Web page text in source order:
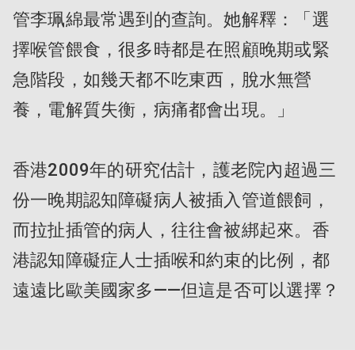
管李珮綿最常遇到的查詢。她解釋：「選
擇喉管餵食，很多時都是在照顧晚期或緊
急階段，如幾天都不吃東西，脫水無營
養，電解質失衡，病痛都會出現。」
香港2009年的研究估計，護老院內超過三
份一晚期認知障礙病人被插入管道餵飼，
而拉扯插管的病人，往往會被綁起來。香
港認知障礙症人士插喉和約束的比例，都
遠遠比歐美國家多——但這是否可以選擇？